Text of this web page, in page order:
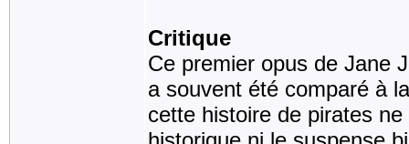
Critique
Ce premier opus de Jane
a souvent été comparé à
cette histoire de pirates